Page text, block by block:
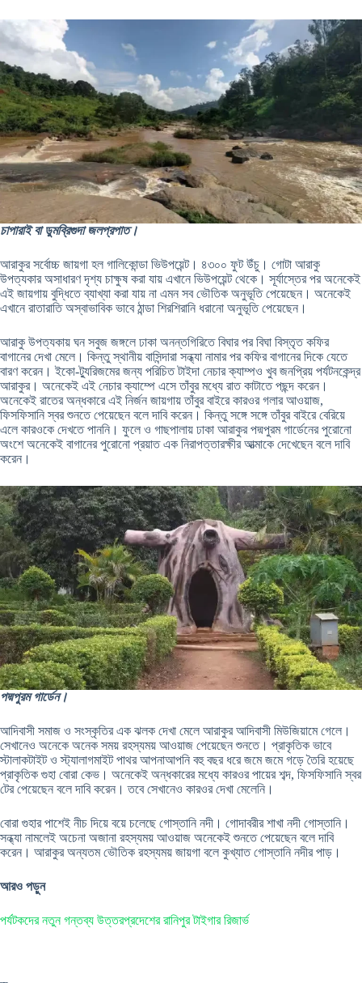
চাপারাই বা ডুমব্রিগুদা জলপ্রপাত।
আরাকুর সর্বোচ্চ জায়গা হল গালিকোন্ডা ভিউপয়েন্ট। ৪৩০০ ফুট উঁচু। গোটা আরাকু
উপত্যকার অসাধারণ দৃশ্য চাক্ষুষ করা যায় এখানে ভিউপয়েন্ট থেকে। সূর্যাস্তের পর অনেকেই
এই জায়গায় বুদ্ধিতে ব্যাখ্যা করা যায় না এমন সব ভৌতিক অনুভূতি পেয়েছেন। অনেকেই
এখানে রাতারাতি অস্বাভাবিক ভাবে ঠান্ডা শিরশিরানি ধরানো অনুভূতি পেয়েছেন।
আরাকু উপত্যকায় ঘন সবুজ জঙ্গলে ঢাকা অনন্তগিরিতে বিঘার পর বিঘা বিস্তৃত কফির
বাগানের দেখা মেলে। কিন্তু স্থানীয় বাসিন্দারা সন্ধ্যা নামার পর কফির বাগানের দিকে যেতে
বারণ করেন। ইকো-ট্যুরিজমের জন্য পরিচিত টাইদা নেচার ক্যাম্পও খুব জনপ্রিয় পর্যটনকেন্দ্র
আরাকুর। অনেকেই এই নেচার ক্যাম্পে এসে তাঁবুর মধ্যে রাত কাটাতে পছন্দ করেন।
অনেকেই রাতের অন্ধকারে এই নির্জন জায়গায় তাঁবুর বাইরে কারওর গলার আওয়াজ,
ফিসফিসানি স্বর শুনতে পেয়েছেন বলে দাবি করেন। কিন্তু সঙ্গে সঙ্গে তাঁবুর বাইরে বেরিয়ে
এলে কারওকে দেখতে পাননি। ফুলে ও গাছপালায় ঢাকা আরাকুর পদ্মপুরম গার্ডেনের পুরোনো
অংশে অনেকেই বাগানের পুরোনো প্রয়াত এক নিরাপত্তারক্ষীর আত্মাকে দেখেছেন বলে দাবি
করেন।
পদ্মপুরম গার্ডেন।
আদিবাসী সমাজ ও সংস্কৃতির এক ঝলক দেখা মেলে আরাকুর আদিবাসী মিউজিয়ামে গেলে।
সেখানেও অনেকে অনেক সময় রহস্যময় আওয়াজ পেয়েছেন শুনতে। প্রাকৃতিক ভাবে
স্টালাকটাইট ও স্ট্যালাগমাইট পাথর আপনাআপনি বহু বছর ধরে জমে জমে গড়ে তৈরি হয়েছে
প্রাকৃতিক গুহা বোরা কেভ। অনেকেই অন্ধকারের মধ্যে কারওর পায়ের শব্দ, ফিসফিসানি স্বর
টের পেয়েছেন বলে দাবি করেন। তবে সেখানেও কারওর দেখা মেলেনি।
বোরা গুহার পাশেই নীচ দিয়ে বয়ে চলেছে গোস্তানি নদী। গোদাবরীর শাখা নদী গোস্তানি।
সন্ধ্যা নামলেই অচেনা অজানা রহস্যময় আওয়াজ অনেকেই শুনতে পেয়েছেন বলে দাবি
করেন। আরাকুর অন্যতম ভৌতিক রহস্যময় জায়গা বলে কুখ্যাত গোস্তানি নদীর পাড়।
আরও পড়ুন
পর্যটকদের নতুন গন্তব্য উত্তরপ্রদেশের রানিপুর টাইগার রিজার্ভ